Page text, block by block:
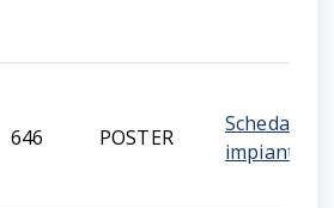
646 POSTER
Scheda
impianto